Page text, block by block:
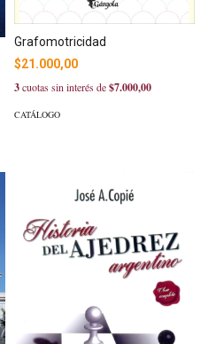
Grafomotricidad
$21.000,00
3cuotas sin interés de$7.000,00
CATÁLOGO